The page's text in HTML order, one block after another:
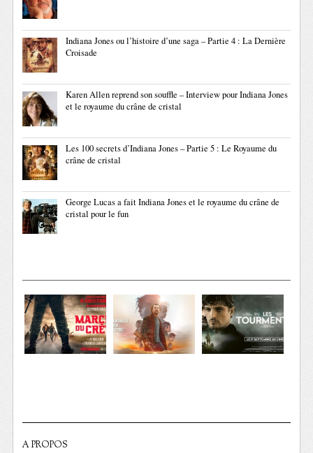
Indiana Jones ou l’histoire d’une saga – Partie 4 : La Dernière
Croisade
Karen Allen reprend son souffle – Interview pour Indiana Jones
et le royaume du crâne de cristal
Les 100 secrets d’Indiana Jones – Partie 5 : Le Royaume du
crâne de cristal
George Lucas a fait Indiana Jones et le royaume du crâne de
cristal pour le fun
A PROPOS